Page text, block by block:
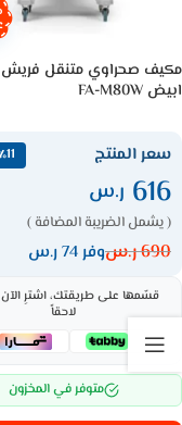
ابيض FA-M80W
سعر المنتج ٪11
616 ر.س
( يشمل الضريبة المضافة )
690ر.سوفر 74 ر.س
قسّمها على طريقتك، اشترِ
لاحقاً
متوفر في المخزون